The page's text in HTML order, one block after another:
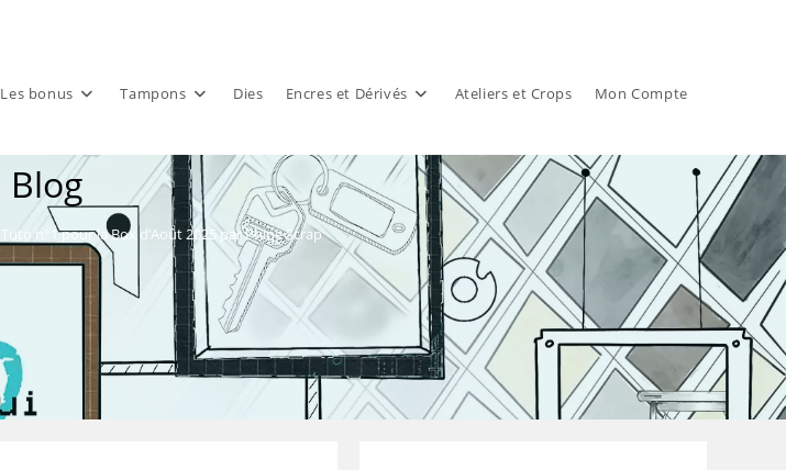
Les bonus Tampons Dies Encres et Dérivés Ateliers et Crops Mon Compte
Blog
Tuto n°1 pour la Box d’Août 2025 par Phine Scrap